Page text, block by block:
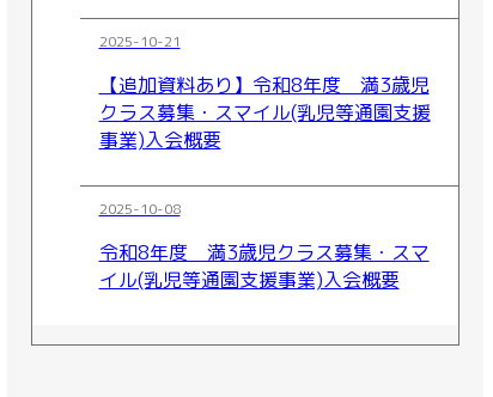
2025-10-21
【追加資料あり】令和8年度 満3歳児
クラス募集・スマイル(乳児等通園支援
事業)入会概要
2025-10-08
令和8年度 満3歳児クラス募集・スマ
イル(乳児等通園支援事業)入会概要